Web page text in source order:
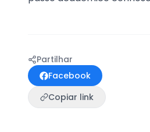
Partilhar
Facebook
Copiar link